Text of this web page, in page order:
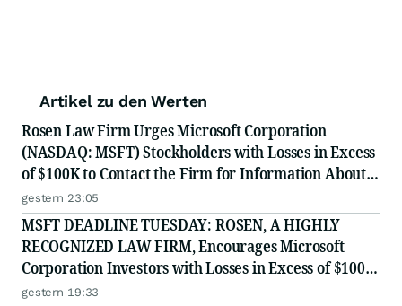
Artikel zu den Werten
Rosen Law Firm Urges Microsoft Corporation
(NASDAQ: MSFT) Stockholders with Losses in Excess
of $100K to Contact the Firm for Information About
Their Rights
gestern 23:05
MSFT DEADLINE TUESDAY: ROSEN, A HIGHLY
RECOGNIZED LAW FIRM, Encourages Microsoft
Corporation Investors with Losses in Excess of $100K
to Secure Counsel Before Important August 11
gestern 19:33